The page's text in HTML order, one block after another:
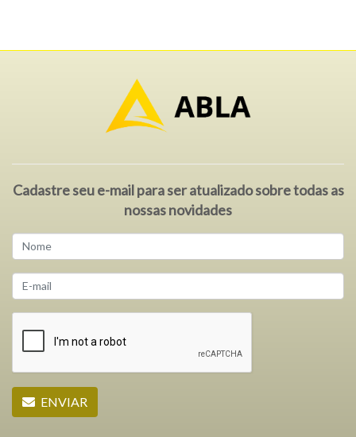
Cadastre seu e-mail para ser atualizado sobre todas as
nossas novidades
ENVIAR